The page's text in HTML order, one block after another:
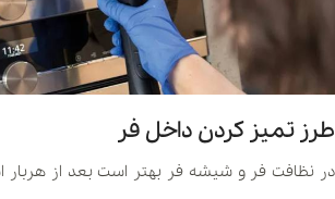
طرز تمیز کردن داخل فر
در نظافت فر و شیشه فر بهتر است بعد از هربار